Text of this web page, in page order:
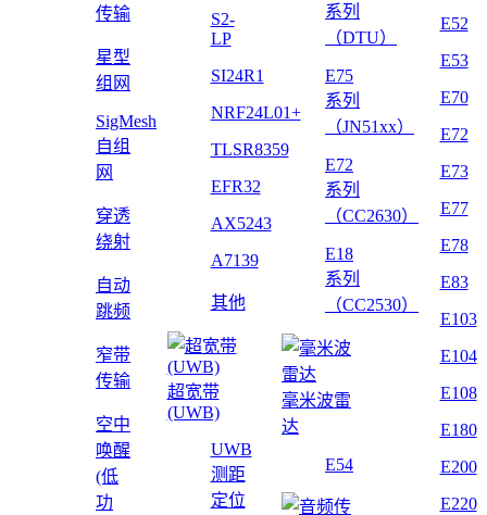
传输
星型
组网
SigMesh
自组
网
穿透
绕射
自动
跳频
窄带
传输
空中
唤醒
(低
功
S2-
LP
SI24R1
NRF24L01+
TLSR8359
EFR32
AX5243
A7139
其他
超宽带
(UWB)
UWB
测距
定位
系列
（DTU）
E75
系列
（JN51xx）
E72
系列
（CC2630）
E18
系列
（CC2530）
毫米波雷
达
E54
E52
E53
E70
E72
E73
E77
E78
E83
E103
E104
E108
E180
E200
E220